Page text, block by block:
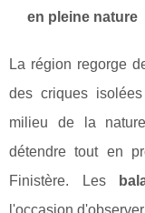
en pleine nature
La région regorge
des criques
milieu de la
détendre tout en
Finistère. Les
l'occasion